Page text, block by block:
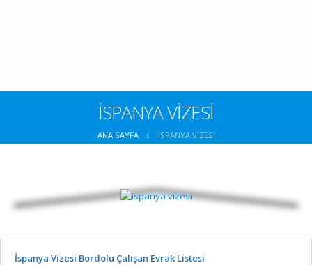
İSPANYA VİZESİ
ANA SAYFA İSPANYA VİZESİ
İspanya Vizesi Bordolu Çalışan Evrak Listesi